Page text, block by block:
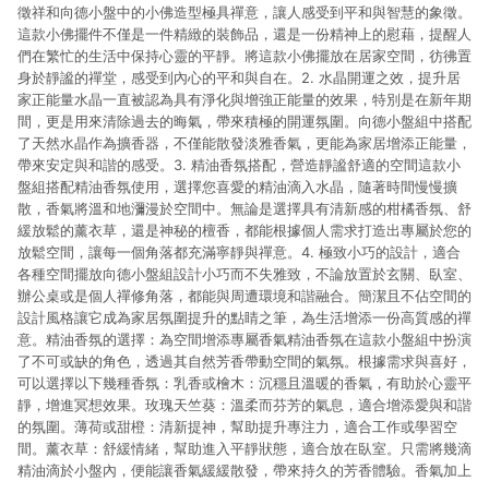
徵祥和向德小盤中的小佛造型極具禪意，讓人感受到平和與智慧的象徵。
這款小佛擺件不僅是一件精緻的裝飾品，還是一份精神上的慰藉，提醒人
們在繁忙的生活中保持心靈的平靜。將這款小佛擺放在居家空間，彷彿置
身於靜謐的禪堂，感受到內心的平和與自在。2. 水晶開運之效，提升居
家正能量水晶一直被認為具有淨化與增強正能量的效果，特別是在新年期
間，更是用來清除過去的晦氣，帶來積極的開運氛圍。向德小盤組中搭配
了天然水晶作為擴香器，不僅能散發淡雅香氣，更能為家居增添正能量，
帶來安定與和諧的感受。3. 精油香氛搭配，營造靜謐舒適的空間這款小
盤組搭配精油香氛使用，選擇您喜愛的精油滴入水晶，隨著時間慢慢擴
散，香氣將溫和地瀰漫於空間中。無論是選擇具有清新感的柑橘香氛、舒
緩放鬆的薰衣草，還是神秘的檀香，都能根據個人需求打造出專屬於您的
放鬆空間，讓每一個角落都充滿寧靜與禪意。4. 極致小巧的設計，適合
各種空間擺放向德小盤組設計小巧而不失雅致，不論放置於玄關、臥室、
辦公桌或是個人禪修角落，都能與周遭環境和諧融合。簡潔且不佔空間的
設計風格讓它成為家居氛圍提升的點睛之筆，為生活增添一份高質感的禪
意。精油香氛的選擇：為空間增添專屬香氣精油香氛在這款小盤組中扮演
了不可或缺的角色，透過其自然芳香帶動空間的氣氛。根據需求與喜好，
可以選擇以下幾種香氛：乳香或檜木：沉穩且溫暖的香氣，有助於心靈平
靜，增進冥想效果。玫瑰天竺葵：溫柔而芬芳的氣息，適合增添愛與和諧
的氛圍。薄荷或甜橙：清新提神，幫助提升專注力，適合工作或學習空
間。薰衣草：舒緩情緒，幫助進入平靜狀態，適合放在臥室。只需將幾滴
精油滴於小盤內，便能讓香氣緩緩散發，帶來持久的芳香體驗。香氣加上